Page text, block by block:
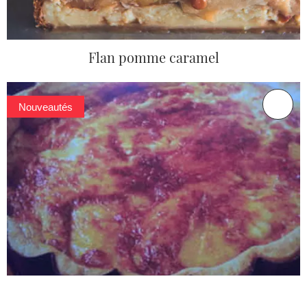
Flan pomme caramel
Nouveautés